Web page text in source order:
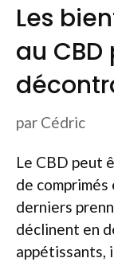
Les
au CBD
par Cédric
Le CBD peut
de comprimés
derniers
déclinent en
appétissants,